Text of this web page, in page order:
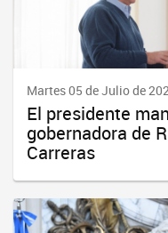
Martes 05 de Julio de
El presidente
gobernadora de
Carreras